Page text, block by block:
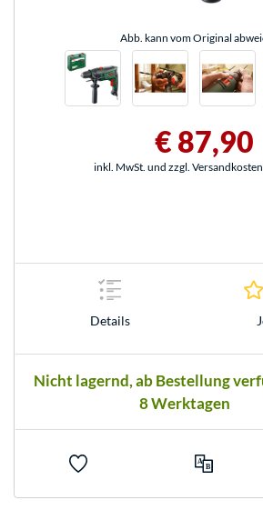
Abb. kann vom Original
€ 87,90
inkl. MwSt. und zzgl.
Details
Nicht lagernd, ab Bestellung
8 Werktagen